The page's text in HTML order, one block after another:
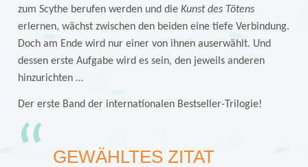
zum Scythe berufen werden und die Kunst des Tötens
erlernen, wächst zwischen den beiden eine tiefe Verbindung.
Doch am Ende wird nur einer von ihnen auserwählt. Und
dessen erste Aufgabe wird es sein, den jeweils anderen
hinzurichten …
Der erste Band der internationalen Bestseller-Trilogie!
GEWÄHLTES ZITAT